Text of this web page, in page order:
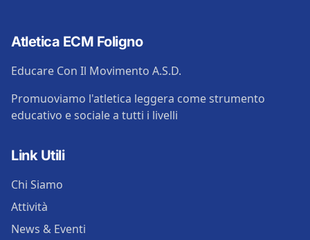
Atletica ECM Foligno
Educare Con Il Movimento A.S.D.
Promuoviamo l'atletica leggera come strumento
educativo e sociale a tutti i livelli
Link Utili
Chi Siamo
Attività
News & Eventi